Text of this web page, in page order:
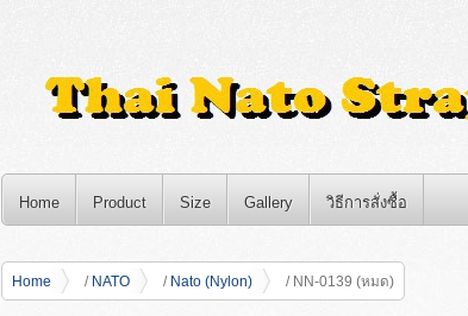
Home Product Size Gallery วิธีการสั่งซื้อ
Home / NATO / Nato (Nylon) / NN-0139 (หมด)